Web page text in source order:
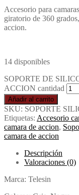
Accesorio para
giratorio de 360
accion.
14 disponibles
SOPORTE DE
ACCION cantidad
Añadir al carrito
SKU: SOPORTE
Etiquetas: Accesorio
camara de accion,
camara de accion
Descripción
Valoraciones (0)
Marca: Telesin